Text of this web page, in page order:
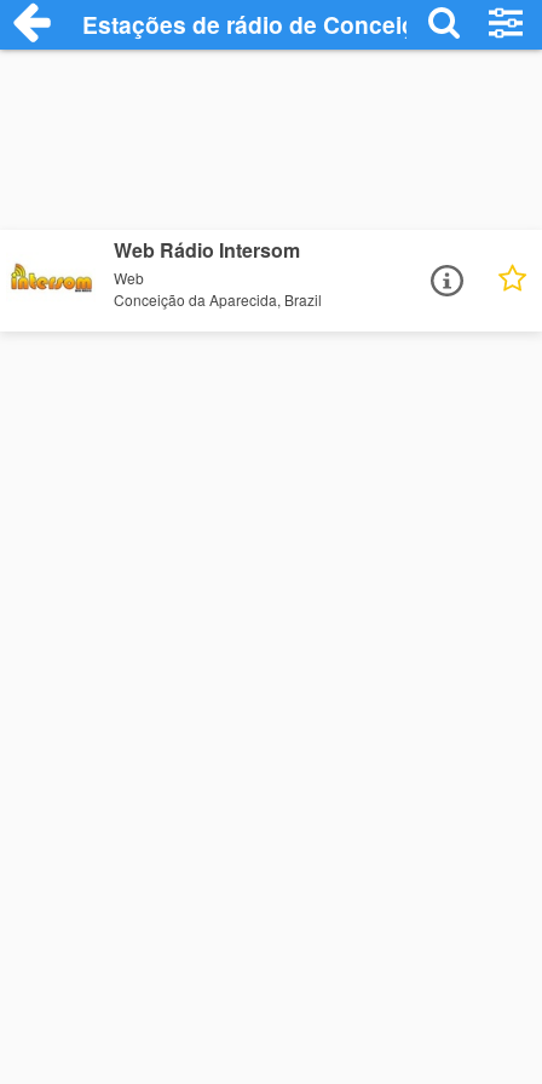
Estações de rádio de Conceição da
Web Rádio Intersom
Web
Conceição da Aparecida, Brazil